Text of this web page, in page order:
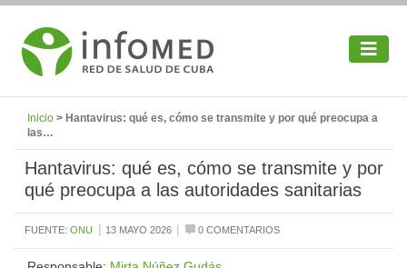
Inicio > Hantavirus: qué es, cómo se transmite y por qué preocupa a
las…
Hantavirus: qué es, cómo se transmite y por
qué preocupa a las autoridades sanitarias
FUENTE: ONU | 13 MAYO 2026 | 0 COMENTARIOS